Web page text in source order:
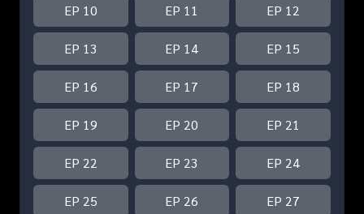
EP 10 EP 11 EP 12
EP 13 EP 14 EP 15
EP 16 EP 17 EP 18
EP 19 EP 20 EP 21
EP 22 EP 23 EP 24
EP 25 EP 26 EP 27